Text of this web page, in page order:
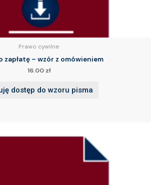
Prawo cywilne
zapłatę – wzór z omówieniem
16.00 zł
dostęp do wzoru pisma